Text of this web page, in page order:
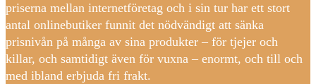
priserna mellan internetföretag och i sin tur har ett stort
antal onlinebutiker funnit det nödvändigt att sänka
prisnivån på många av sina produkter – för tjejer och
killar, och samtidigt även för vuxna – enormt, och till och
med ibland erbjuda fri frakt.